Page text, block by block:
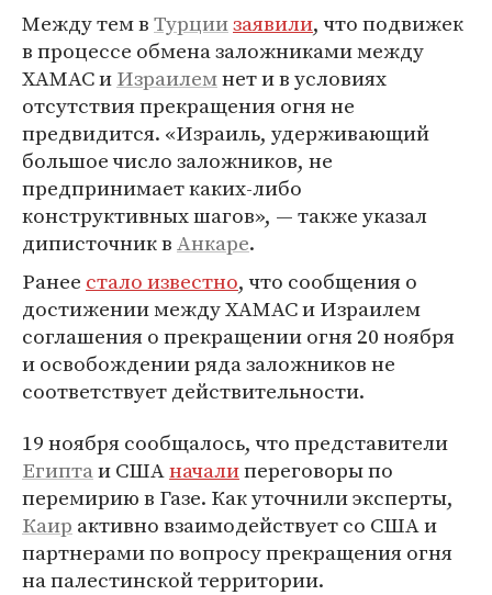
Между тем вТурциизаявили, что подвижек
в процессе обмена заложниками между
ХАМАС иИзраилемнет и в условиях
отсутствия прекращения огня не
предвидится. «Израиль, удерживающий
большое число заложников, не
предпринимает каких-либо
конструктивных шагов», — также указал
диписточник вАнкаре.
Ранее стало известно, что сообщения о
достижении между ХАМАС и Израилем
соглашения о прекращении огня 20 ноября
и освобождении ряда заложников не
соответствует действительности.
19 ноября сообщалось, что представители
Египтаи СШАначалипереговоры по
перемирию в Газе. Как уточнили эксперты,
Каир активно взаимодействует со США и
партнерами по вопросу прекращения огня
на палестинской территории.